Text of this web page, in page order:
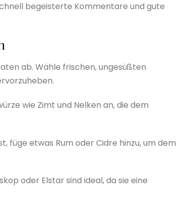
begeisterte Kommentare und gute
ab. Wähle frischen, ungesüßten
wie Zimt und Nelken an, die dem
füge etwas Rum oder Cidre hinzu, um dem
oder Elstar sind ideal, da sie eine